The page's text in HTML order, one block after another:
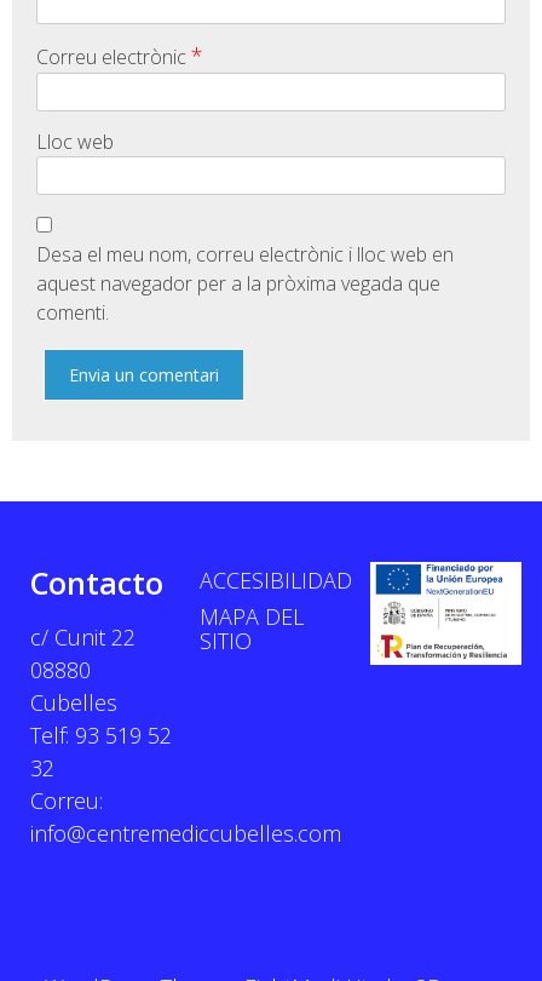
Correu electrònic *
Lloc web
Desa el meu nom, correu electrònic i lloc web en
aquest navegador per a la pròxima vegada que
comenti.
Contacto
c/ Cunit 22
08880
Cubelles
Telf: 93 519 52
32
Correu:
info@centremediccubelles.com
ACCESIBILIDAD
MAPA DEL
SITIO